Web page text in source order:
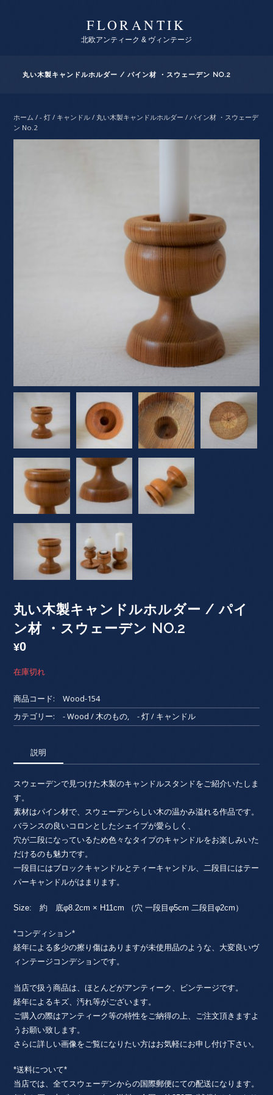
FLORANTIK
北欧アンティーク & ヴィンテージ
丸い木製キャンドルホルダー / パイン材 ・スウェーデン NO.2
ホーム /- 灯 / キャンドル / 丸い木製キャンドルホルダー / パイン材 ・スウェーデ
ン No.2
丸い木製キャンドルホルダー / パイ
ン材 ・スウェーデン NO.2
¥0
在庫切れ
商品コード:
Wood-154
カテゴリー:
- Wood / 木のもの, - 灯 / キャンドル
説明
スウェーデンで見つけた木製のキャンドルスタンドをご紹介いたしま
す。
素材はパイン材で、スウェーデンらしい木の温かみ溢れる作品です。
バランスの良いコロンとしたシェイプが愛らしく、
穴が二段になっているため色々なタイプのキャンドルをお楽しみいた
だけるのも魅力です。
一段目にはブロックキャンドルとティーキャンドル、二段目にはテー
パーキャンドルがはまります。
Size: 約 底φ8.2cm × H11cm （穴 一段目φ5cm 二段目φ2cm）
*コンディション*
経年による多少の擦り傷はありますが未使用品のような、大変良いヴ
ィンテージコンデションです。
当店で扱う商品は、ほとんどがアンティーク、ビンテージです。
経年によるキズ、汚れ等がございます。
ご購入の際はアンティーク等の特性をご納得の上、ご注文頂きますよ
うお願い致します。
さらに詳しい画像をご覧になりたい方はお気軽にお申し付け下さい。
*送料について*
当店では、全てスウェーデンからの国際郵便にての配送になります。